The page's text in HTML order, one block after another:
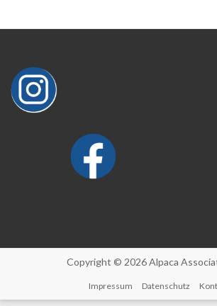
Copyright © 2026 Alpaca
Impressum Datenschutz